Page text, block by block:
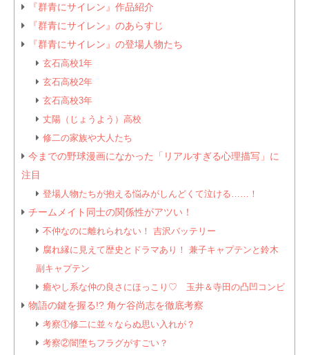
『群青にサイレン』作品紹介
『群青にサイレン』のあらすじ
『群青にサイレン』の登場人物たち
玄石高校1年
玄石高校2年
玄石高校3年
丈陽（じょうよう）高校
修二の家族や大人たち
今までの野球漫画になかった「リアルすぎる心理描写」に
注目
登場人物たちが抱える悩みがしんどくて泣ける……！
チームメイト同士の関係性がアツい！
不仲なのに離れられない！ 吉沢バッテリー
腐れ縁に見えて歴史とドラマあり！ 兼子キャプテンと鈴木
副キャプテン
癒やし系な仲の良さにほっこり♡ 玉井＆寺田の凸凹コンビ
物語の鍵を握る!? 角ケ谷尚志を徹底考察
考察①修二に並々ならぬ思い入れが？
考察②闇堕ちフラグがすごい？